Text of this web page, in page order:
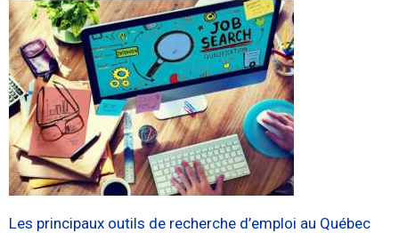
Les principaux outils de recherche d’emploi au Québec